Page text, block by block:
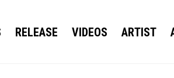
RELEASE VIDEOS ARTIST